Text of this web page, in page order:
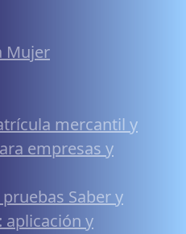
Mujer
mercantil y
empresas y
Saber y
aplicación y